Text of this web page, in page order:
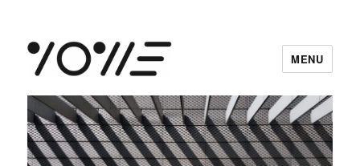
vowe dot net
MENU